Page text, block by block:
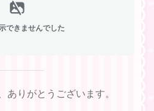
できませんでした
ありがとうございます。